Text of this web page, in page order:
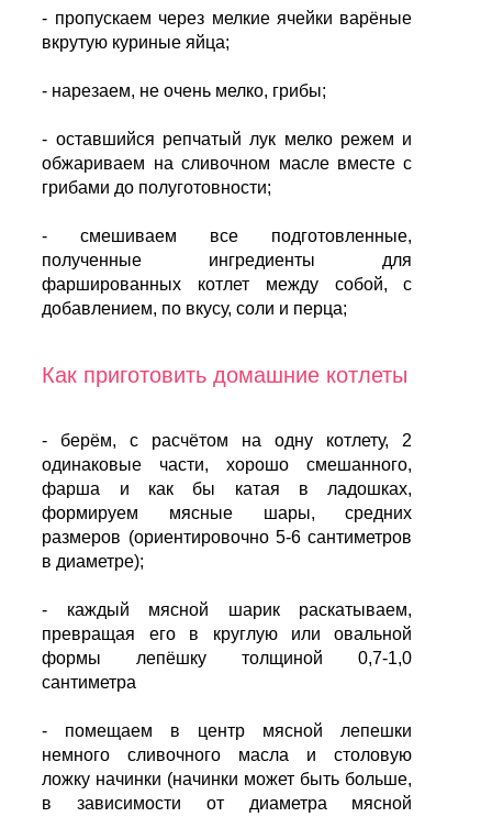
- пропускаем через мелкие ячейки варёные
вкрутую куриные яйца;
- нарезаем, не очень мелко, грибы;
- оставшийся репчатый лук мелко режем и
обжариваем на сливочном масле вместе с
грибами до полуготовности;
- смешиваем все подготовленные,
полученные ингредиенты для
фаршированных котлет между собой, с
добавлением, по вкусу, соли и перца;
Как приготовить домашние котлеты
- берём, с расчётом на одну котлету, 2
одинаковые части, хорошо смешанного,
фарша и как бы катая в ладошках,
формируем мясные шары, средних
размеров (ориентировочно 5-6 сантиметров
в диаметре);
- каждый мясной шарик раскатываем,
превращая его в круглую или овальной
формы лепёшку толщиной 0,7-1,0
сантиметра
- помещаем в центр мясной лепешки
немного сливочного масла и столовую
ложку начинки (начинки может быть больше,
в зависимости от диаметра мясной